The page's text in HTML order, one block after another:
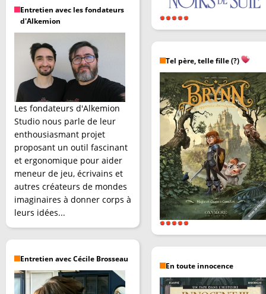
Entretien avec les fondateurs
d'Alkemion
Les fondateurs d'Alkemion
Studio nous parle de leur
enthousiasmant projet
proposant un outil fascinant
et ergonomique pour aider
meneur de jeu, écrivains et
autres créateurs de mondes
imaginaires à donner corps à
leurs idées...
Entretien avec Cécile Brosseau
Tel père, telle fille (?)
En toute innocence